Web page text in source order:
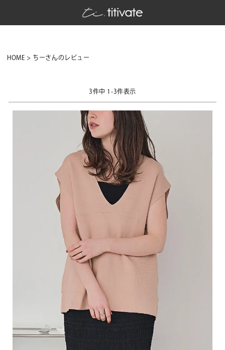
HOME ちーさんのレビュー
3件中 1 -3件表示